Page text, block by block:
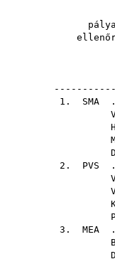
1. SMA .
2. PVS .
3. MEA .